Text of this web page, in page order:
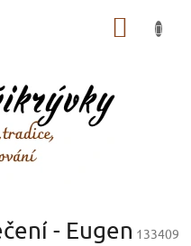
- Eugen 133409